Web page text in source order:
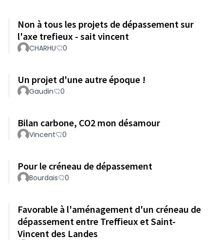
Non à tous les projets de dépassement sur
l'axe trefieux - sait vincent
CHARHU 0
Un projet d'une autre époque !
Gaudin 0
Bilan carbone, CO2 mon désamour
Vincent 0
Pour le créneau de dépassement
Bourdais 0
Favorable à l'aménagement d'un créneau de
dépassement entre Treffieux et Saint-
Vincent des Landes